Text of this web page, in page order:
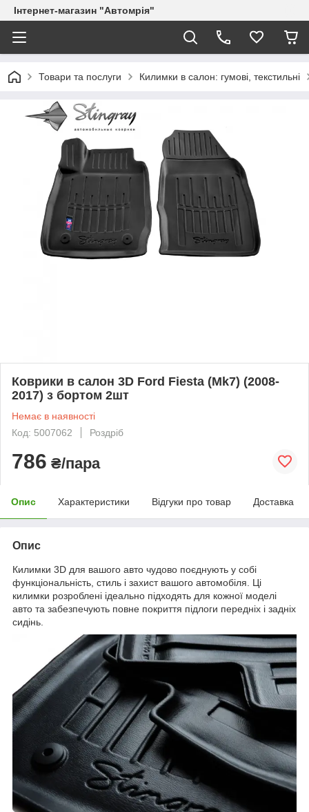
Інтернет-магазин "Автомрія"
Товари та послуги Килимки в салон: гумові, текстильні
Коврики в салон 3D Ford Fiesta (Mk7) (2008-
2017) з бортом 2шт
Немає в наявності
Код: 5007062
Роздріб
786 ₴/пара
Опис Характеристики Відгуки про товар Доставка
Опис
Килимки 3D для вашого авто чудово поєднують у собі
функціональність, стиль і захист вашого автомобіля. Ці
килимки розроблені ідеально підходять для кожної моделі
авто та забезпечують повне покриття підлоги передніх і задніх
сидінь.